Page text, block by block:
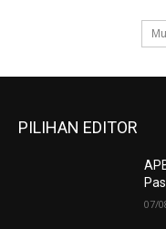
PILIHAN EDITOR
07/